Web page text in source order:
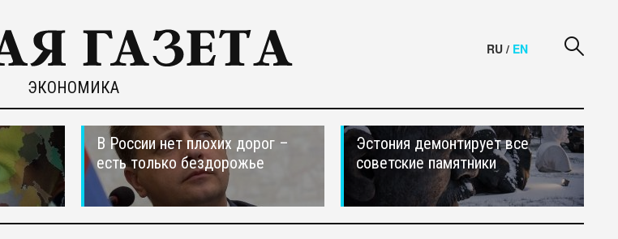
ЭКОНОМИКА
RU / EN
В России нет плохих дорог –
есть только бездорожье
Эстония демонтирует все
советские памятники